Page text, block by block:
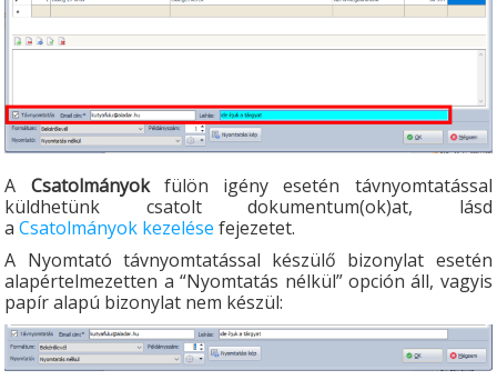
A Csatolmányok fülön igény esetén távnyomtatással
küldhetünk csatolt dokumentum(ok)at, lásd
aCsatolmányok kezelése fejezetet.
A Nyomtató távnyomtatással készülő bizonylat esetén
alapértelmezetten a “Nyomtatás nélkül” opción áll, vagyis
papír alapú bizonylat nem készül: